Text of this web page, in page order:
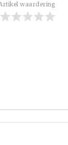
waardering